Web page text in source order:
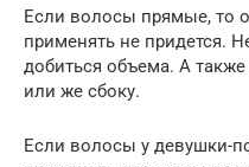
Если волосы прямые, то
применять не придется.
добиться объема. А
или же сбоку.
Если волосы у девушки-